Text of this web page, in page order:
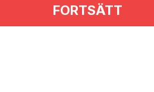
FORTSÄTT